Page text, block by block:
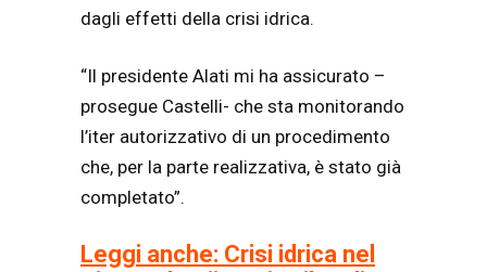
dagli effetti della crisi idrica.
“Il presidente Alati mi ha assicurato –
prosegue Castelli- che sta monitorando
l’iter autorizzativo di un procedimento
che, per la parte realizzativa, è stato già
completato”.
Leggi anche: Crisi idrica nel